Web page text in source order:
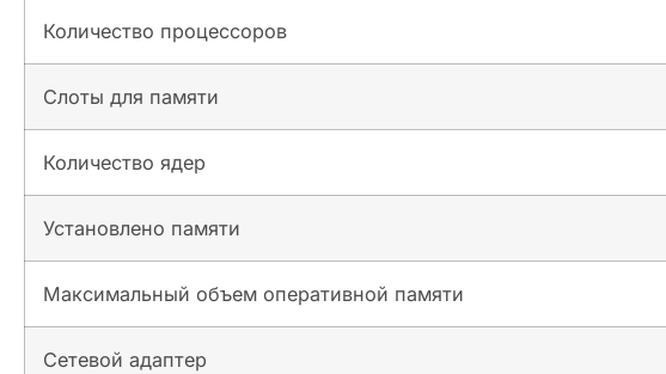
Количество процессоров
Слоты для памяти
Количество ядер
Установлено памяти
Максимальный объем оперативной памяти
Сетевой адаптер